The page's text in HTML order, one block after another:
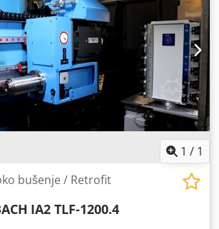
kontrolni sistem Precizna obrada
Rr Ns Ahusf Integrisani
sistem sa hlađenjem Pogodno za
1 / 1
bušenje / Retrofit
IA2 TLF-1200.4